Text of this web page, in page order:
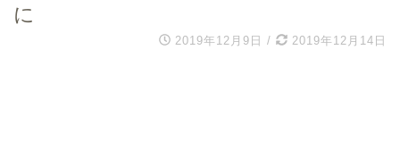
に
2019年12月9日 / 2019年12月14日